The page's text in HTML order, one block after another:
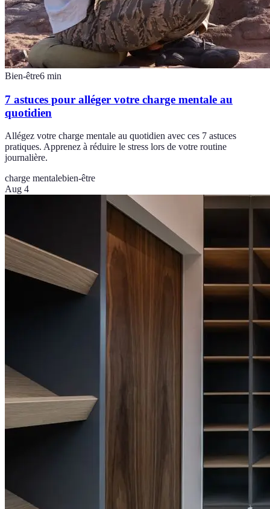
Bien-être6 min
7 astuces pour alléger votre charge mentale au
quotidien
Allégez votre charge mentale au quotidien avec ces 7 astuces
pratiques. Apprenez à réduire le stress lors de votre routine
journalière.
charge mentalebien-être
Aug 4